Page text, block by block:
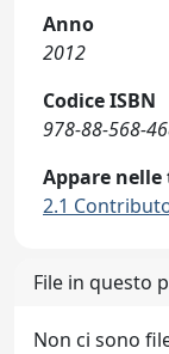
Anno
2012
Codice ISBN
978-88-568-
Appare
2.1
File in questo
Non ci sono